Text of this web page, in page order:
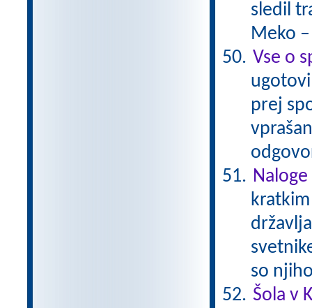
sledil
Meko
Vse o
prej
so
Šola v